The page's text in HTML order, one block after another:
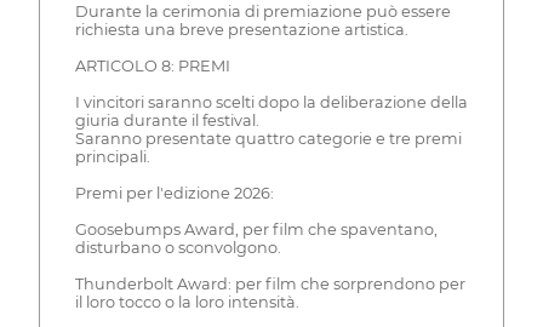
Durante la cerimonia di premiazione può essere
richiesta una breve presentazione artistica.
ARTICOLO 8: PREMI
I vincitori saranno scelti dopo la deliberazione della
giuria durante il festival.
Saranno presentate quattro categorie e tre premi
principali.
Premi per l'edizione 2026:
Goosebumps Award, per film che spaventano,
disturbano o sconvolgono.
Thunderbolt Award: per film che sorprendono per
il loro tocco o la loro intensità.